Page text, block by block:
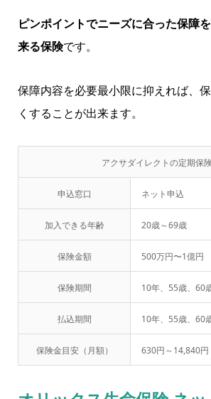
ピンポイントでニーズに合った保障
来る保険です。
保障内容を必要最小限に抑えれば、
くすることが出来ます。
アクサダイレクトの定期保
申込窓口 ネット申込
加入できる年齢 20歳～69歳
保険金額 500万円〜1億円
保険期間 10年、55歳、60
払込期間 10年、55歳、60
保険金目安（月額） 630円～14,840円